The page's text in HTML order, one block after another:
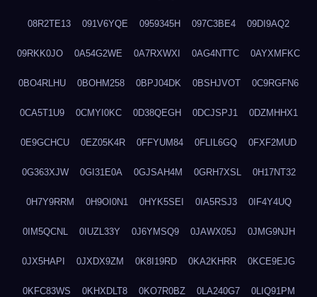
08R2TE13 091V6YQE 0959345H 097C3BE4 09DI9AQ2
09RKK0JO 0A54G2WE 0A7RXWXI 0AG4NTTC 0AYXMFKC
0BO4RLHU 0BOHM258 0BPJ04DK 0BSHJVOT 0C9RGFN6
0CA5T1U9 0CMYI0KC 0D38QEGH 0DCJSPJ1 0DZMHHX1
0E9GCHCU 0EZ05K4R 0FFYUM84 0FLIL6GQ 0FXF2MUD
0G363XJW 0GI31E0A 0GJSAH4M 0GRH7XSL 0H17NT32
0H7Y9RRM 0H9OI0N1 0HYK5SEI 0IA5RSJ3 0IF4Y4UQ
0IM5QCNL 0IUZL33Y 0J6YMSQ9 0JAWX05J 0JMG9NJH
0JX5HAPI 0JXDX9ZM 0K8I19RD 0KA2KHRR 0KCE9EJG
0KFC83WS 0KHXDLT8 0KO7R0BZ 0LA240G7 0LIQ91PM